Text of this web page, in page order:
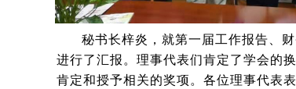
秘书长梓炎，就第一届工作报告、
进行了汇报。理事代表们肯定了学会的
肯定和授予相关的奖项。各位理事代表